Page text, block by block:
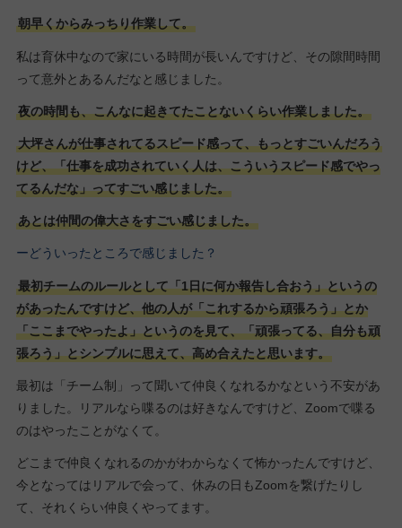
朝早くからみっちり作業して。
私は育休中なので家にいる時間が長いんですけど、その隙間時間
って意外とあるんだなと感じました。
夜の時間も、こんなに起きてたことないくらい作業しました。
大坪さんが仕事されてるスピード感って、もっとすごいんだろう
けど、「仕事を成功されていく人は、こういうスピード感でやっ
てるんだな」ってすごい感じました。
あとは仲間の偉大さをすごい感じました。
ーどういったところで感じました？
最初チームのルールとして「1日に何か報告し合おう」というの
があったんですけど、他の人が「これするから頑張ろう」とか
「ここまでやったよ」というのを見て、「頑張ってる、自分も頑
張ろう」とシンプルに思えて、高め合えたと思います。
最初は「チーム制」って聞いて仲良くなれるかなという不安があ
りました。リアルなら喋るのは好きなんですけど、Zoomで喋る
のはやったことがなくて。
どこまで仲良くなれるのかがわからなくて怖かったんですけど、
今となってはリアルで会って、休みの日もZoomを繋げたりし
て、それくらい仲良くやってます。